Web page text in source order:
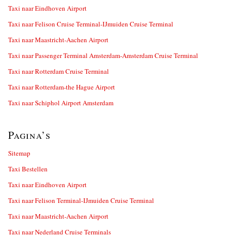
Taxi naar Eindhoven Airport
Taxi naar Felison Cruise Terminal-IJmuiden Cruise Terminal
Taxi naar Maastricht-Aachen Airport
Taxi naar Passenger Terminal Amsterdam-Amsterdam Cruise Terminal
Taxi naar Rotterdam Cruise Terminal
Taxi naar Rotterdam-the Hague Airport
Taxi naar Schiphol Airport Amsterdam
Pagina’s
Sitemap
Taxi Bestellen
Taxi naar Eindhoven Airport
Taxi naar Felison Terminal-IJmuiden Cruise Terminal
Taxi naar Maastricht-Aachen Airport
Taxi naar Nederland Cruise Terminals